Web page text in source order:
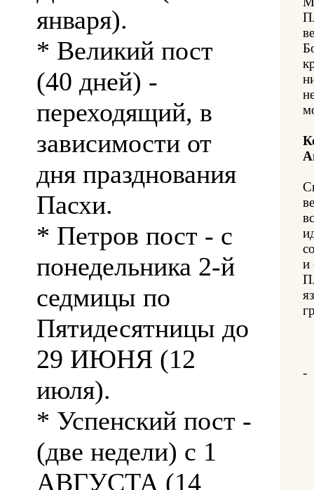
января).
* Великий пост
(40 дней) -
переходящий, в
зависимости от
дня празднования
Пасхи.
* Петров пост - с
понедельника 2-й
седмицы по
Пятидесятницы до
29 ИЮНЯ (12
июля).
* Успенский пост -
(две недели) с 1
АВГУСТА (14
и
-